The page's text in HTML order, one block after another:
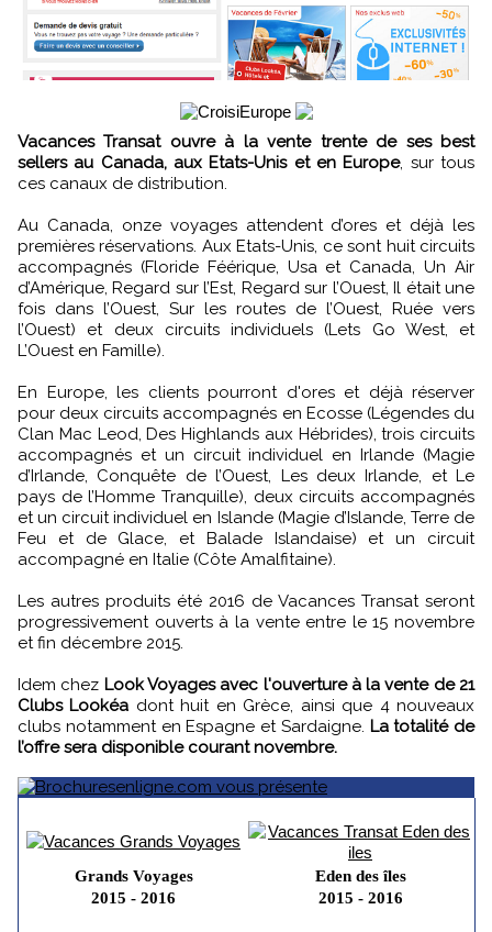
Vacances Transat ouvre à la vente trente de ses best
sellers au Canada, aux Etats-Unis et en Europe, sur tous
ces canaux de distribution.
Au Canada, onze voyages attendent d’ores et déjà les
premières réservations. Aux Etats-Unis, ce sont huit circuits
accompagnés (Floride Féérique, Usa et Canada, Un Air
d’Amérique, Regard sur l’Est, Regard sur l’Ouest, Il était une
fois dans l’Ouest, Sur les routes de l’Ouest, Ruée vers
l’Ouest) et deux circuits individuels (Lets Go West, et
L’Ouest en Famille).
En Europe, les clients pourront d'ores et déjà réserver
pour deux circuits accompagnés en Ecosse (Légendes du
Clan Mac Leod, Des Highlands aux Hébrides), trois circuits
accompagnés et un circuit individuel en Irlande (Magie
d’Irlande, Conquête de l’Ouest, Les deux Irlande, et Le
pays de l’Homme Tranquille), deux circuits accompagnés
et un circuit individuel en Islande (Magie d’Islande, Terre de
Feu et de Glace, et Balade Islandaise) et un circuit
accompagné en Italie (Côte Amalfitaine).
Les autres produits été 2016 de Vacances Transat seront
progressivement ouverts à la vente entre le 15 novembre
et fin décembre 2015.
Idem chez Look Voyages avec l'ouverture à la vente de 21
Clubs Lookéa dont huit en Grèce, ainsi que 4 nouveaux
clubs notamment en Espagne et Sardaigne. La totalité de
l’offre sera disponible courant novembre.
Grands Voyages
2015 - 2016
Eden des îles
2015 - 2016